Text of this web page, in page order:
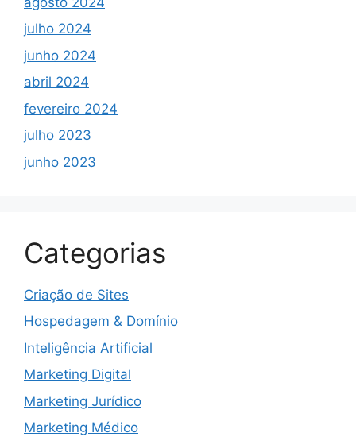
julho 2024
junho 2024
abril 2024
fevereiro 2024
julho 2023
junho 2023
Categorias
Criação de Sites
Hospedagem & Domínio
Inteligência Artificial
Marketing Digital
Marketing Jurídico
Marketing Médico